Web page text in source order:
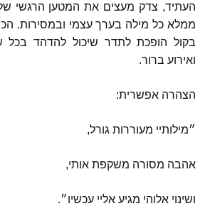
העתיד, צדק מעצים את המטען הרגשי
ממלא כל מילה בערך עצמי ובמסירות.
בקול הופכת לתדר שיכול להדהד בכל
ואירוע ברור.
הצהרה אפשרית:
״מילותיי מעוררות גורל,
אהבה מסורה משקפת אותי,
ושינוי אלוהי מגיע אליי עכשיו״.